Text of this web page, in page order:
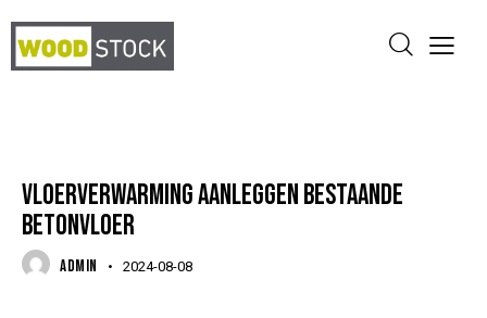
VLOERVERWARMING AANLEGGEN BESTAANDE
BETONVLOER
ADMIN 2024-08-08